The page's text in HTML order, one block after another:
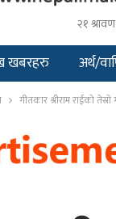
२१
खबरहरु अर्थ/
गीतकार श्रीराम राईको